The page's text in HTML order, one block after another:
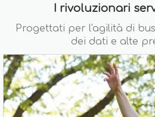
I rivoluzionari
Progettati per l'agilità di
dei dati e alte